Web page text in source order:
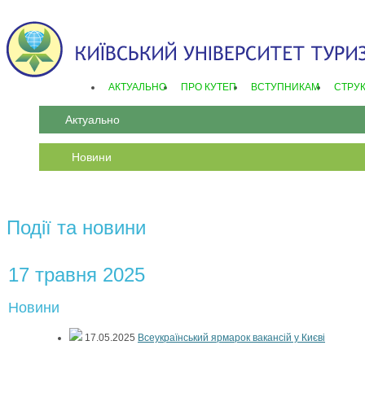
АКТУАЛЬНО ПРО КУТЕП ВСТУПНИКАМ
Актуально
Новини
Події та новини
17 травня 2025
Новини
17.05.2025 Всеукраїнський ярмарок вакансій у Києві